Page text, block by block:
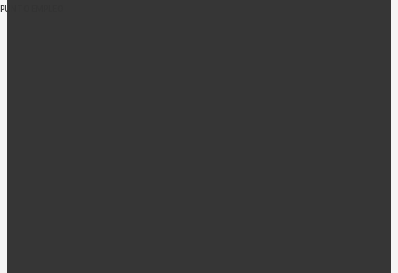
PUNTO EMPLEO